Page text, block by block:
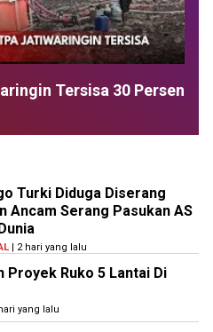
Tersisa 30 Persen
Turki Diduga Diserang
Ancam Serang Pasukan AS
| 2 hari yang lalu
Proyek Ruko 5 Lantai Di
yang lalu